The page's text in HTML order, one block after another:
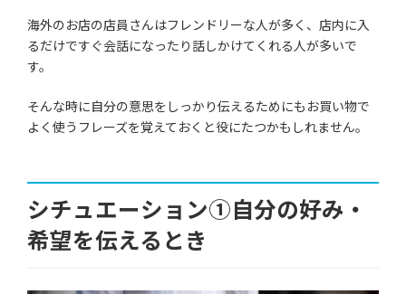
海外のお店の店員さんはフレンドリーな人が多く、店内に入
るだけですぐ会話になったり話しかけてくれる人が多いで
す。
そんな時に自分の意思をしっかり伝えるためにもお買い物で
よく使うフレーズを覚えておくと役にたつかもしれません。
シチュエーション①自分の好み・
希望を伝えるとき